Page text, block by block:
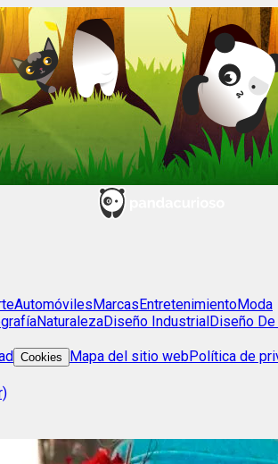
AutomóvilesMarcasEntretenimientoModa
NaturalezaDiseño IndustrialDiseño
Cookies Mapa del sitio webPolítica de